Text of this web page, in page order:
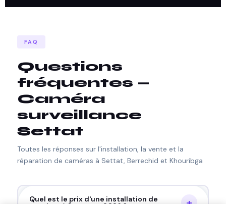
FAQ
Questions
fréquentes —
Caméra
surveillance
Settat
Toutes les réponses sur l'installation, la vente et la
réparation de caméras à Settat, Berrechid et Khouribga
Quel est le prix d'une installation de